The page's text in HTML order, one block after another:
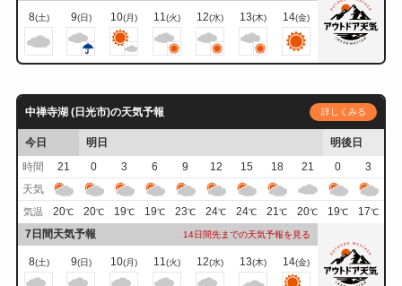
8(土) 9(日) 10(月) 11(火) 12(水) 13(木) 14(金)
中禅寺湖 (日光市)の天気予報 詳しくみる
今日 明日
明後日
時間
21 0 3 6 9 12 15 18 21 0
3
天気
気温 20℃ 20℃ 19℃ 19℃ 23℃ 24℃ 24℃ 21℃ 20℃ 19℃ 17℃
7日間天気予報 14日間先までの天気予報を見る
8(土) 9(日) 10(月) 11 (火) 12(水) 13(木) 14(金)